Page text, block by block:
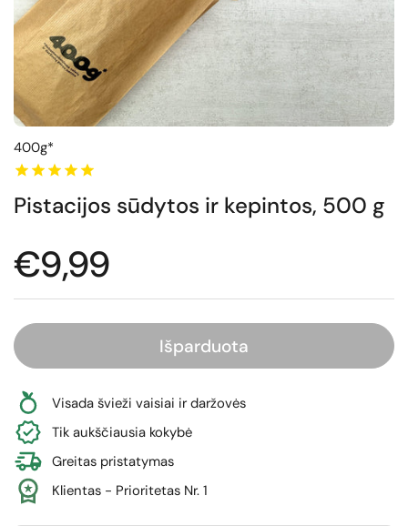
400g*
Pistacijos sūdytos ir kepintos, 500 g
Normali kaina
€9,99
Išparduota
Visada švieži vaisiai ir daržovės
Tik aukščiausia kokybė
Greitas pristatymas
Klientas - Prioritetas Nr. 1